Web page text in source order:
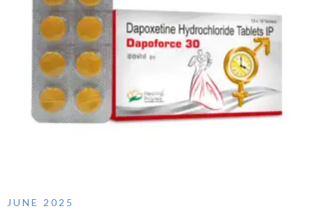
JUNE 2025